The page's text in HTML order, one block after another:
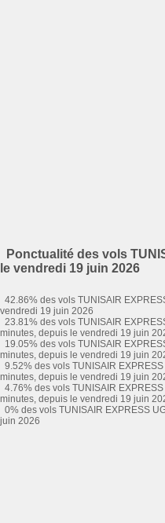
Ponctualité des vols
le vendredi 19 juin 2026
42.86% des vols TUNISAIR
vendredi 19 juin 2026
23.81% des vols TUNISAIR
minutes, depuis le vendredi 19 juin
19.05% des vols TUNISAIR
minutes, depuis le vendredi 19 juin
9.52% des vols TUNISAIR
minutes, depuis le vendredi 19 juin
4.76% des vols TUNISAIR
minutes, depuis le vendredi 19 juin
0% des vols TUNISAIR EXPRESS
juin 2026